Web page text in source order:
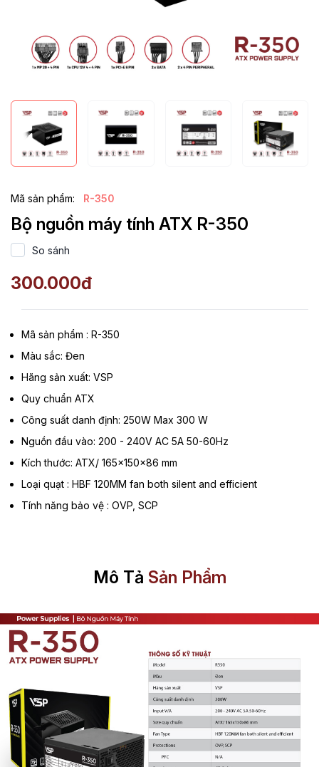
Mã sản phẩm: R-350
Bộ nguồn máy tính ATX R-350
So sánh
300.000đ
Mã sản phẩm : R-350
Màu sắc: Đen
Hãng sản xuất: VSP
Quy chuẩn ATX
Công suất danh định: 250W Max 300 W
Nguồn đầu vào: 200 - 240V AC 5A 50-60Hz
Kích thước: ATX/ 165x150x86 mm
Loại quạt : HBF 120MM fan both silent and efficient
Tính năng bảo vệ : OVP, SCP
Mô Tả Sản Phẩm